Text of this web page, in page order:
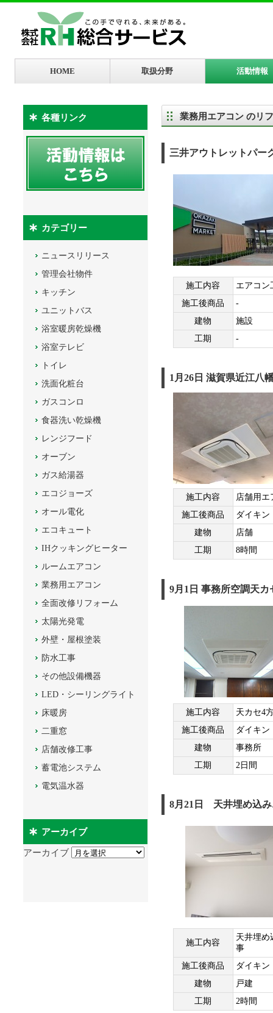
HOME 取扱分野 活動情報
業務用エアコン のリ
三井アウトレットパー
施工内容
エアコン
施工後商品
-
建物
施設
工期
-
1月26日 滋賀県近江八
施工内容
店舗用エ
施工後商品
ダイキン
建物
店舗
工期
8時間
9月1日 事務所空調天
施工内容
天カセ4
施工後商品
ダイキ
建物
事務所
工期
2日間
8月21日 天井埋め込
施工内容
天井埋め
事
施工後商品
ダイキ
建物
戸建
工期
2時間
各種リンク
カテゴリー
ニュースリリース
管理会社物件
キッチン
ユニットバス
浴室暖房乾燥機
浴室テレビ
トイレ
洗面化粧台
ガスコンロ
食器洗い乾燥機
レンジフード
オーブン
ガス給湯器
エコジョーズ
オール電化
エコキュート
IHクッキングヒーター
ルームエアコン
業務用エアコン
全面改修リフォーム
太陽光発電
外壁・屋根塗装
防水工事
その他設備機器
LED・シーリングライト
床暖房
二重窓
店舗改修工事
蓄電池システム
電気温水器
アーカイブ
アーカイブ